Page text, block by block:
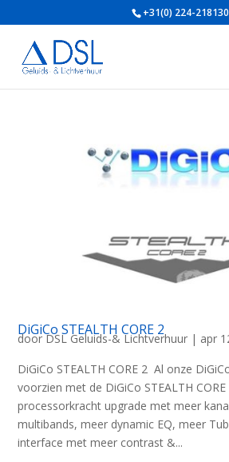
+31(0) 224-218130
DiGiCo STEALTH CORE 2
doorDSL Geluids-& Lichtverhuur | apr
DiGiCo STEALTH CORE 2 Al onze
voorzien met de DiGiCo STEALTH
processorkracht upgrade met meer
multibands, meer dynamic EQ, meer
interface met meer contrast &...